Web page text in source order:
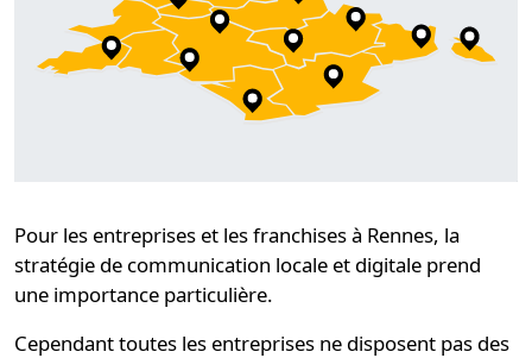
Pour les entreprises et les franchises à Rennes, la
stratégie de communication locale et digitale prend
une importance particulière.
Cependant toutes les entreprises ne disposent pas des